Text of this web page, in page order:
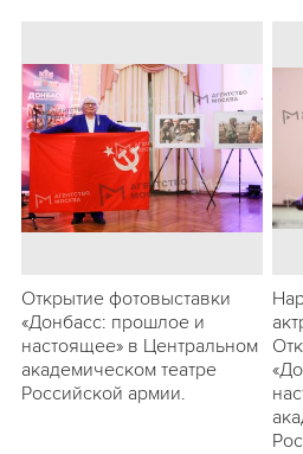
Открытие фотовыставки
«Донбасс: прошлое и
настоящее» в Центральном
академическом театре
Российской армии.